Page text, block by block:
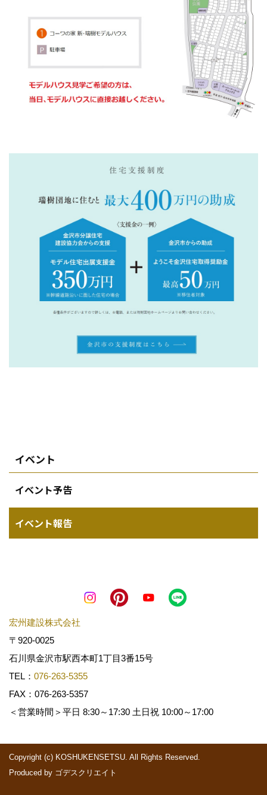
イベント
イベント予告
イベント報告
宏州建設株式会社
〒920-0025
石川県金沢市駅西本町1丁目3番15号
TEL： 076-263-5355
FAX：076-263-5357
＜営業時間＞平日 8:30～17:30 土日祝 10:00～17:00
Copyright (c) KOSHUKENSETSU. All Rights Reserved.
Produced by ゴデスクリエイト